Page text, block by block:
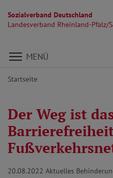
Sozialverband Deutschland
Landesverband Rheinland-Pfalz/
Direkt zu den Inhalten
MENÜ
Startseite
Der Weg ist
20.08.2022 Aktuelles